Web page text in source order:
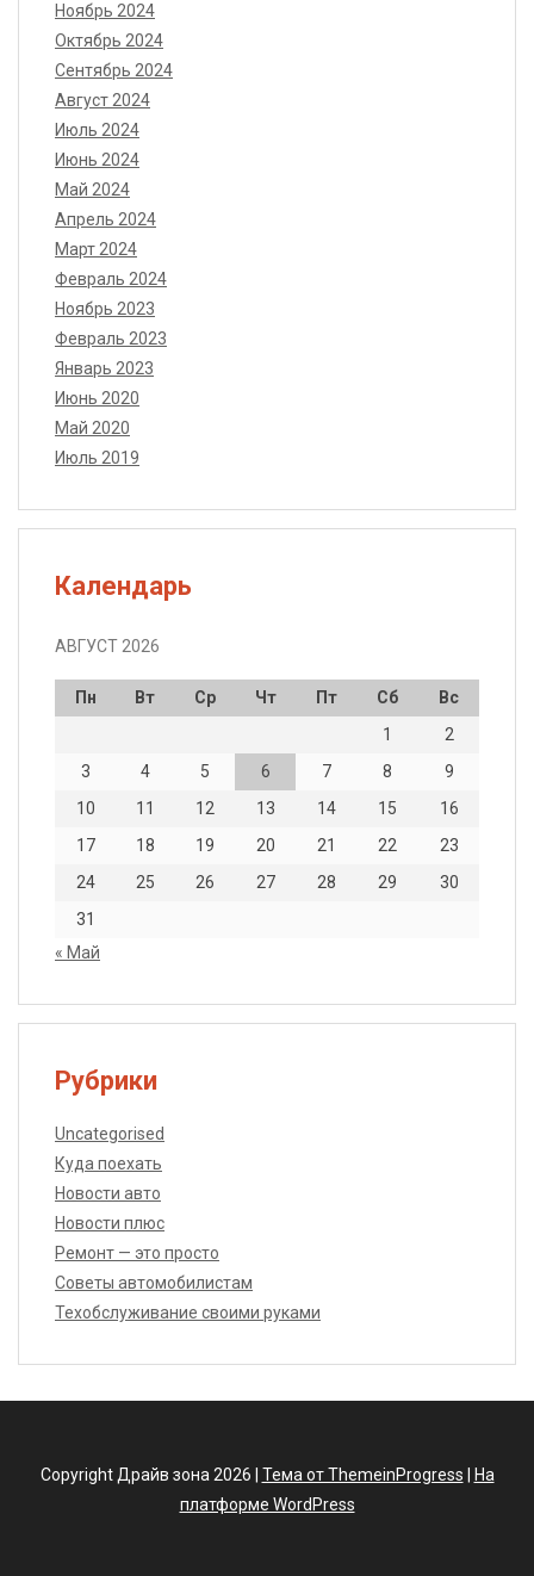
Ноябрь 2024
Октябрь 2024
Сентябрь 2024
Август 2024
Июль 2024
Июнь 2024
Май 2024
Апрель 2024
Март 2024
Февраль 2024
Ноябрь 2023
Февраль 2023
Январь 2023
Июнь 2020
Май 2020
Июль 2019
Календарь
АВГУСТ 2026
Пн Вт Ср Чт Пт Сб
Вс
1
2
3
4 5 6 7 8
9
10
11 12 13 14 15
16
17
18 19 20 21 22
23
24
25 26 27 28 29
30
31
« Май
Рубрики
Uncategorised
Куда поехать
Новости авто
Новости плюс
Ремонт — это просто
Советы автомобилистам
Техобслуживание своими руками
Copyright Драйв зона 2026 | Тема от ThemeinProgress
На
платформе WordPress